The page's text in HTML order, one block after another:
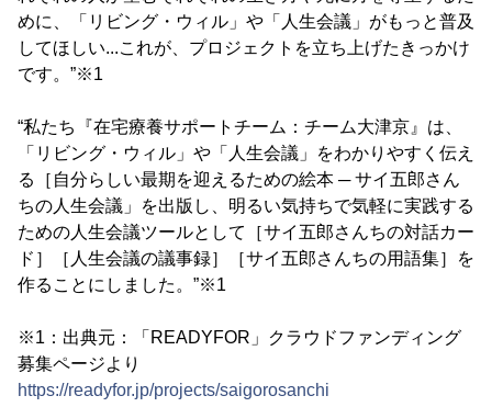
めに、「リビング・ウィル」や「人生会議」がもっと普及
してほしい...これが、プロジェクトを立ち上げたきっかけ
です。”※1
“私たち『在宅療養サポートチーム：チーム大津京』は、
「リビング・ウィル」や「人生会議」をわかりやすく伝え
る［自分らしい最期を迎えるための絵本 ─ サイ五郎さん
ちの人生会議」を出版し、明るい気持ちで気軽に実践する
ための人生会議ツールとして［サイ五郎さんちの対話カー
ド］［人生会議の議事録］［サイ五郎さんちの用語集］を
作ることにしました。”※1
※1：出典元：「READYFOR」クラウドファンディング
募集ページより
https://readyfor.jp/projects/saigorosanchi